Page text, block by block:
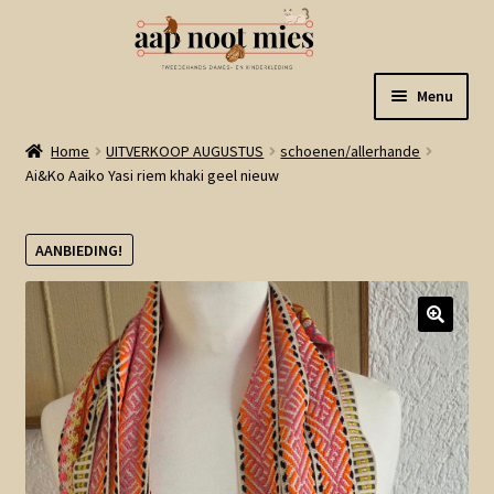
naar
navigatie
de
inhoud
Menu
Welkom
Winkel
Mijn account
Winkelmand
Linkjes
Home UITVERKOOP AUGUSTUS
schoenen/allerhande
Ai&Ko Aaiko Yasi riem khaki geel nieuw
AANBIEDING!